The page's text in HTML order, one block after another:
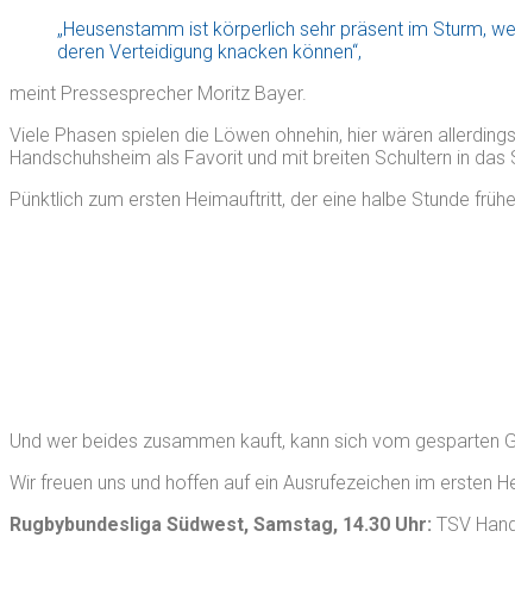
„Heusenstamm ist körperlich sehr präsent im Sturm,
deren Verteidigung knacken können“,
meint Pressesprecher Moritz Bayer.
Viele Phasen spielen die Löwen ohnehin, hier wären
Handschuhsheim als Favorit und mit breiten Schultern in
Pünktlich zum ersten Heimauftritt, der eine halbe Stunde
Und wer beides zusammen kauft, kann sich vom gesparten
Wir freuen uns und hoffen auf ein Ausrufezeichen im ersten
Rugbybundesliga Südwest, Samstag, 14.30 Uhr: TSV